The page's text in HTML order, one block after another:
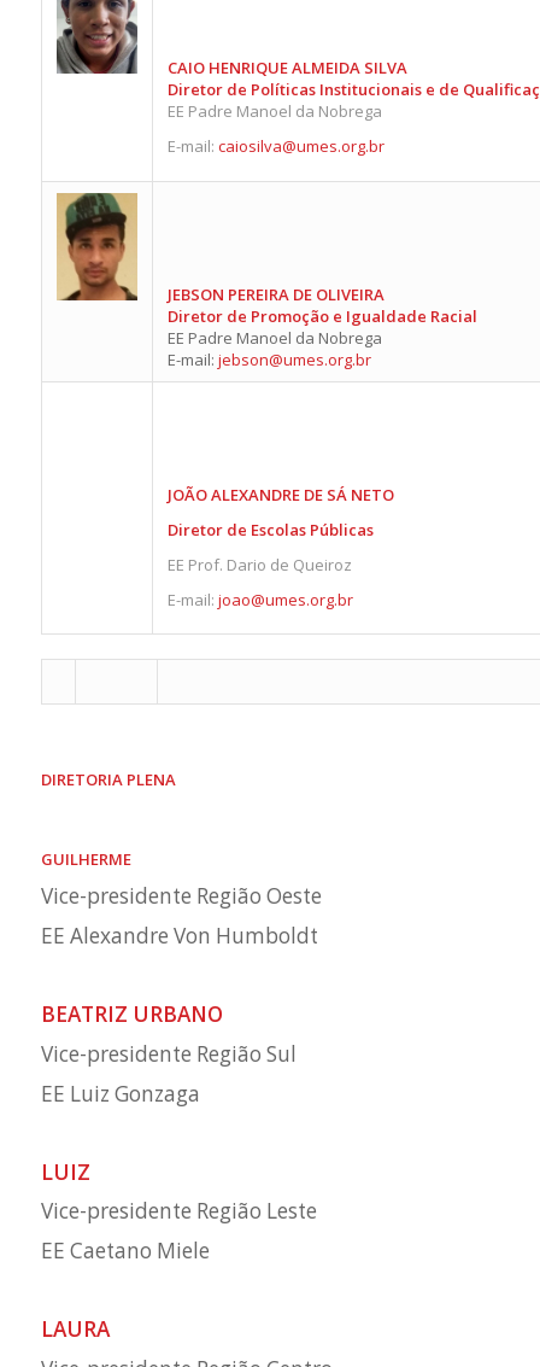
CAIO HENRIQUE ALMEIDA SILVA
Diretor de Políticas Institucionais e de
EE Padre Manoel da Nobrega
E-mail: caiosilva@umes.org.br
JEBSON PEREIRA DE OLIVEIRA
Diretor de Promoção e Igualdade Racial
EE Padre Manoel da Nobrega
E-mail: jebson@umes.org.br
JOÃO ALEXANDRE DE SÁ NETO
Diretor de Escolas Públicas
EE Prof. Dario de Queiroz
E-mail: joao@umes.org.br
DIRETORIA PLENA
GUILHERME
Vice-presidente Região Oeste
EE Alexandre Von Humboldt
BEATRIZ URBANO
Vice-presidente Região Sul
EE Luiz Gonzaga
LUIZ
Vice-presidente Região Leste
EE Caetano Miele
LAURA